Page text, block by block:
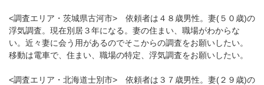
<調査エリア・茨城県古河市> 依頼者は４８歳男性。妻(５０歳)の
浮気調査。現在別居３年になる。妻の住まい、職場がわからな
い。近々妻に会う用があるのでそこからの調査をお願いしたい。
移動は電車で、住まい、職場の特定、浮気調査をお願いしたい。
<調査エリア・北海道士別市> 依頼者は３７歳男性。妻(２９歳)の